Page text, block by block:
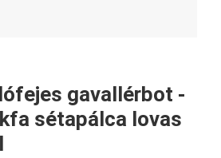
gavallérbot -
sétapálca lovas